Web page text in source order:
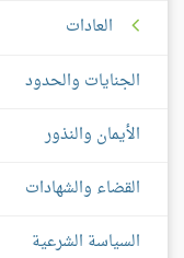
العادات
الجنايات والحدود
الأيمان والنذور
القضاء والشهادات
السياسة الشرعية